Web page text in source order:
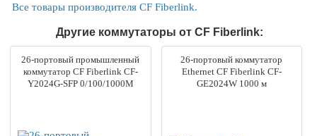
Все товары производителя CF Fiberlink.
Другие коммутаторы от CF Fiberlink:
26-портовый промышленный
коммутатор CF Fiberlink CF-
Y2024G-SFP 0/100/1000M
26-портовый коммутатор
Ethernet CF Fiberlink CF-
GE2024W 1000 м